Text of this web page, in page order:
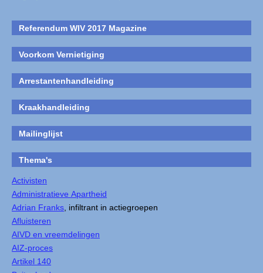
Referendum WIV 2017 Magazine
Voorkom Vernietiging
Arrestantenhandleiding
Kraakhandleiding
Mailinglijst
Thema's
Activisten
Administratieve Apartheid
Adrian Franks , infiltrant in actiegroepen
Afluisteren
AIVD en vreemdelingen
AIZ-proces
Artikel 140